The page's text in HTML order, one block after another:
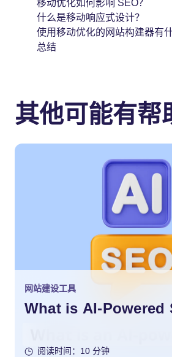
移动优化如何影响 SEO？
什么是移动响应式设计？
使用移动优化的网站构建器有
总结
其他可能有帮
网站建设工具
What is AI-Powered
阅读时间：10 分钟